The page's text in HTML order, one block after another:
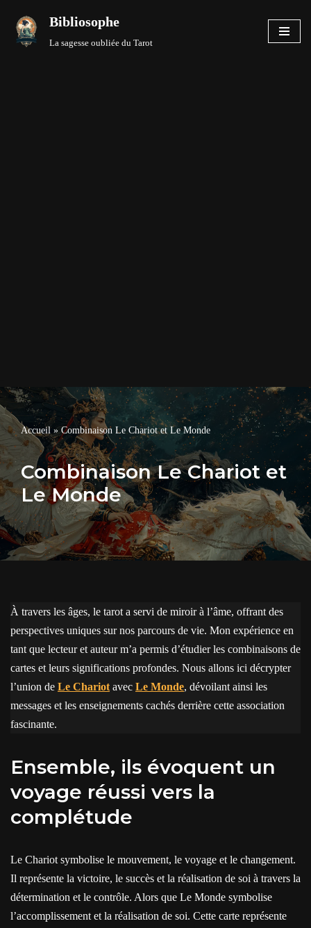
Aller
Bibliosophe
La sagesse oubliée du Tarot
Accueil» Combinaison Le Chariot et Le Monde
Combinaison Le Chariot et
Le Monde
À travers les âges, le tarot a servi de miroir à l’âme, offrant des
perspectives uniques sur nos parcours de vie. Mon expérience en
tant que lecteur et auteur m’a permis d’étudier les combinaisons de
cartes et leurs significations profondes. Nous allons ici décrypter
l’union de Le Chariot avec Le Monde, dévoilant ainsi les
messages et les enseignements cachés derrière cette association
fascinante.
Ensemble, ils évoquent un
voyage réussi vers la
complétude
Le Chariot symbolise le mouvement, le voyage et le changement.
Il représente la victoire, le succès et la réalisation de soi à travers la
détermination et le contrôle. Alors que Le Monde symbolise
l’accomplissement et la réalisation de soi. Cette carte représente